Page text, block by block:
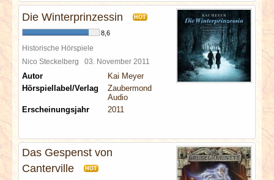
Die Winterprinzessin HOT
8,6
Historische Hörspiele
Nico Steckelberg 03. November 2011
Autor
Kai Meyer
Hörspiellabel/Verlag
Zaubermond
Audio
Erscheinungsjahr
2011
Das Gespenst von
Canterville
HOT